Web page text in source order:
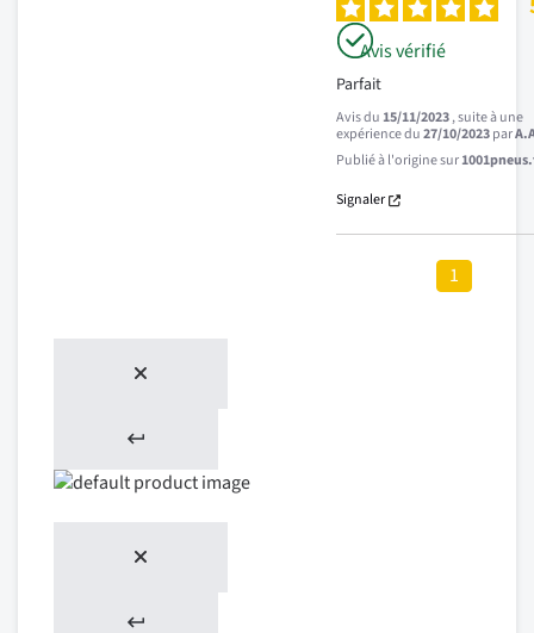
Avis vérifié
Parfait
Avis du15/11/2023, suite à une
expérience du27/10/2023par
Publié à l'origine sur
Signaler
1